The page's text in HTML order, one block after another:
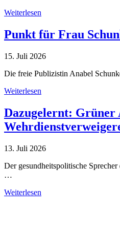
Weiterlesen
Punkt für Frau
15. Juli 2026
Die freie Publizistin Anabel
Weiterlesen
Dazugelernt: Grüner
13. Juli 2026
Der gesundheitspolitische
…
Weiterlesen